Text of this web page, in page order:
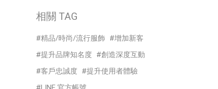
相關 TAG
精品/時尚/流行服飾
增加新客
提升品牌知名度
創造深度互動
客戶忠誠度
提升使用者體驗